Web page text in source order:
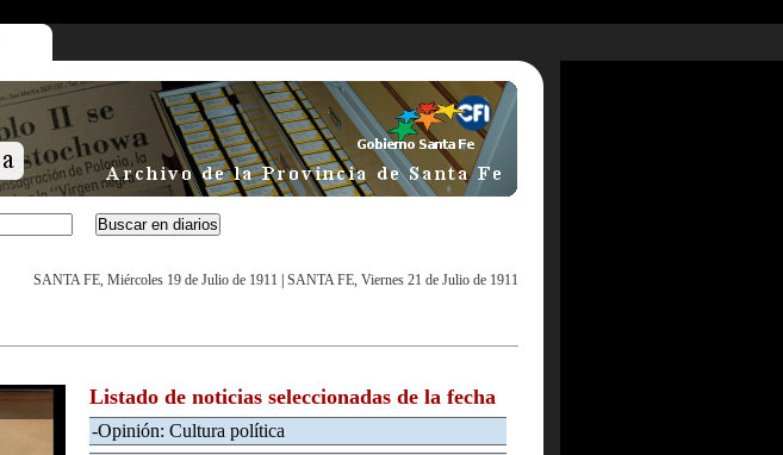
SANTA FE, Miércoles 19 de Julio de 1911 SANTA FE, Viernes 21 de Julio de 1911
Listado de noticias seleccionadas de la fecha
-Opinión: Cultura política